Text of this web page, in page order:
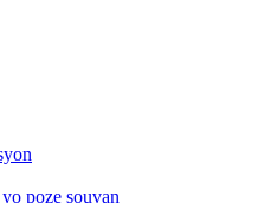
poze souvan